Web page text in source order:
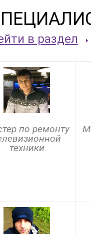
в раздел
по ремонту
техники